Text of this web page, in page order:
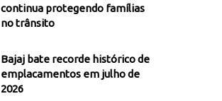
continua protegendo famílias
no trânsito
Bajaj bate recorde histórico de
emplacamentos em julho de
2026